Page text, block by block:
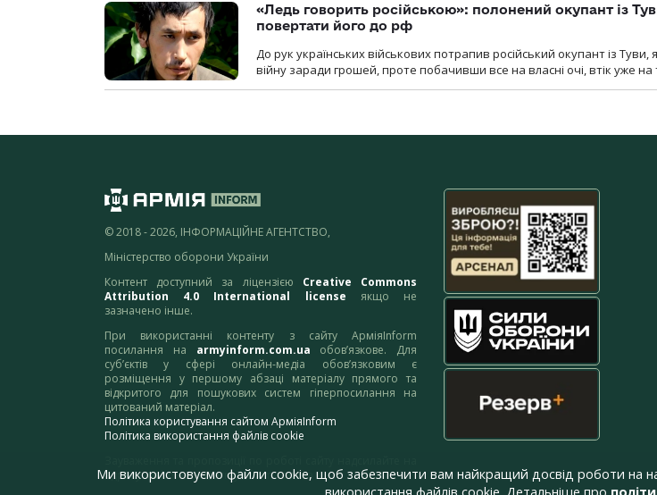
«Ледь говорить російською»: полонений окупант із
повертати його до рф
До рук українських військових потрапив російський окупант із Туви,
війну заради грошей, проте побачивши все на власні очі, втік уже на
© 2018 - 2026, ІНФОРМАЦІЙНЕ АГЕНТСТВО,
Міністерство оборони України
Контент доступний за ліцензією Creative Commons
Attribution 4.0 International license якщо не
зазначено інше.
При використанні контенту з сайту АрміяInform
посилання на armyinform.com.ua обов’язкове. Для
суб’єктів у сфері онлайн-медіа обов’язковим є
розміщення у першому абзаці матеріалу прямого та
відкритого для пошукових систем гіперпосилання на
цитований матеріал.
Політика користування сайтом АрміяInform
Політика використання файлів cookie
адресу:webmaster@armyinform.com.ua
Ми використовуємо файли cookie, щоб забезпечити вам найкращий досвід роботи на